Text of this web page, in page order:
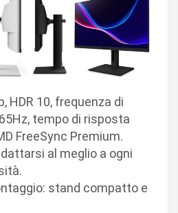
HDR 10, frequenza di
tempo di risposta
FreeSync Premium.
al meglio a ogni
stand compatto e